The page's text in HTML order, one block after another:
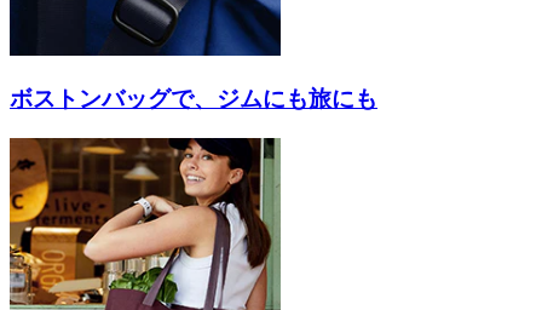
ボストンバッグで、ジムにも旅にも